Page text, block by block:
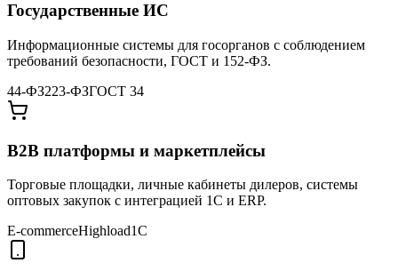
Государственные ИС
Информационные системы для госорганов с соблюдением
требований безопасности, ГОСТ и 152-ФЗ.
44-ФЗ223-ФЗГОСТ 34
B2B платформы и маркетплейсы
Торговые площадки, личные кабинеты дилеров, системы
оптовых закупок с интеграцией 1С и ERP.
E-commerceHighload1С